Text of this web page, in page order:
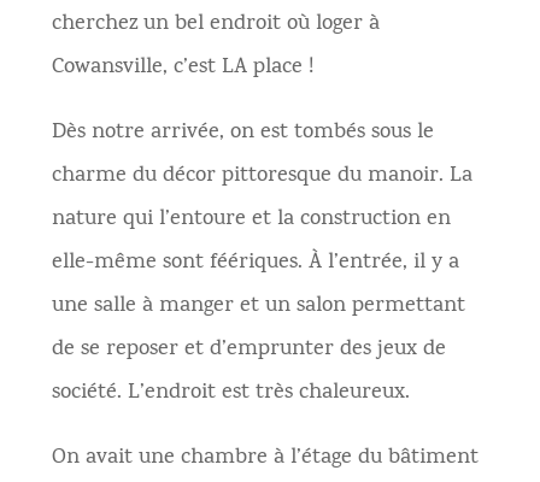
cherchez un bel endroit où loger à
Cowansville, c’est LA place !
Dès notre arrivée, on est tombés sous le
charme du décor pittoresque du manoir. La
nature qui l’entoure et la construction en
elle-même sont féériques. À l’entrée, il y a
une salle à manger et un salon permettant
de se reposer et d’emprunter des jeux de
société. L’endroit est très chaleureux.
On avait une chambre à l’étage du bâtiment